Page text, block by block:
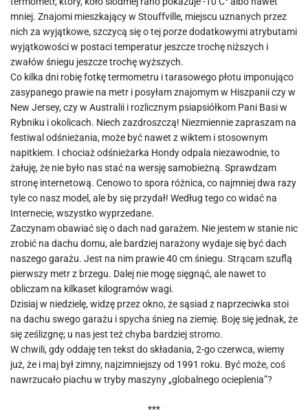
mniej. Znajomi mieszkający w Stouffville, miejscu uznanych przez
nich za wyjątkowe, szczycą się o tej porze dodatkowymi atrybutami
wyjątkowości w postaci temperatur jeszcze trochę niższych i
zwałów śniegu jeszcze trochę wyższych.
Co kilka dni robię fotkę termometru i tarasowego płotu imponująco
zasypanego prawie na metr i posyłam znajomym w Hiszpanii czy w
New Jersey, czy w Australii i rozlicznym psiapsiółkom Pani Basi w
Rybniku i okolicach. Niech zazdroszczą! Niezmiennie zapraszam na
festiwal odśnieżania, może być nawet z wiktem i stosownym
napitkiem. I chociaż odśnieżarka Hondy odpala niezawodnie, to
żałuję, że nie było nas stać na wersję samobieżną. Sprawdzam
stronę internetową. Cenowo to spora różnica, co najmniej dwa razy
tyle co nasz model, ale by się przydał! Według tego co widać na
Internecie, wszystko wyprzedane.
Zaczynam obawiać się o dach nad garażem. Nie jestem w stanie nic
zrobić na dachu domu, ale bardziej narażony wydaje się być dach
naszego garażu. Jest na nim prawie 40 cm śniegu. Strącam szuflą
pierwszy metr z brzegu. Dalej nie mogę sięgnąć, ale nawet to
obliczam na kilkaset kilogramów wagi.
Dzisiaj w niedzielę, widzę przez okno, że sąsiad z naprzeciwka stoi
na dachu swego garażu i spycha śnieg na ziemię. Boję się jednak, że
się ześlizgnę; u nas jest też chyba bardziej stromo.
W chwili, gdy oddaję ten tekst do składania, 2-go czerwca, wiemy
już, że i maj był zimny, najzimniejszy od 1991 roku. Być może, coś
nawrzucało piachu w tryby maszyny „globalnego ocieplenia”?
***